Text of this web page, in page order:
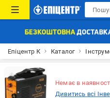
Епіцентр К Каталог
Немає в
Дивитись всі